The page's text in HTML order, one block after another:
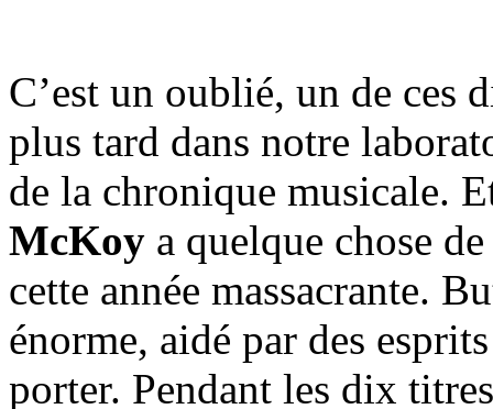
C’est un oublié, un de ces
plus tard dans notre
de la chronique musicale.
McKoy a quelque chose
cette année massacrante.
énorme, aidé par des
porter. Pendant les dix